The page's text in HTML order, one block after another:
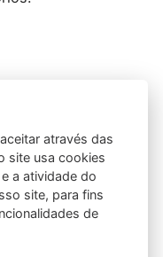
dos
das
através das
site usa cookies
a atividade do
site, para fins
de